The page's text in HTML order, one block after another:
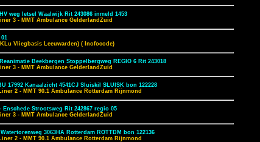
weg letsel Waalwijk Rit 243086 inmeld 1453
3 - MMT Ambulance GelderlandZuid
Vliegbasis Leeuwarden) ( Inofocode)
Beekbergen Stoppelbergweg REGIO 6 Rit 243018
3 - MMT Ambulance GelderlandZuid
17992 Kanaalzicht 4541CJ Sluiskil SLUISK bon 122228
2 - MMT 90.1 Ambulance Rotterdam Rijnmond
Enschede Strootsweg Rit 242867 regio 05
3 - MMT Ambulance GelderlandZuid
3063HA Rotterdam ROTTDM bon 122136
2 - MMT 90.1 Ambulance Rotterdam Rijnmond